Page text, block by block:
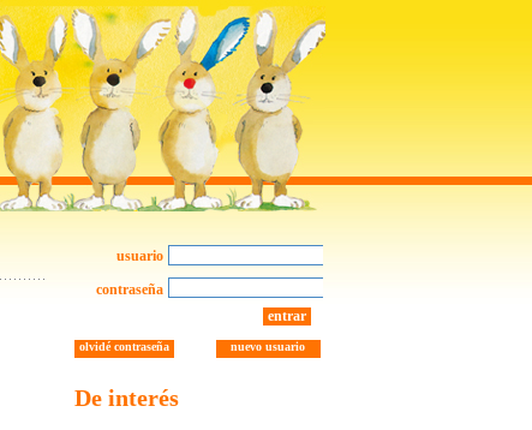
usuario
contraseña
entrar
nuevo usuario
olvidé contraseña
De interés